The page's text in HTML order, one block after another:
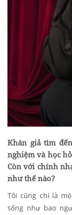
Khán giả tìm
nghiệm và học
Còn với chính
như thế nào?
Tôi cũng chỉ là
sống như bao